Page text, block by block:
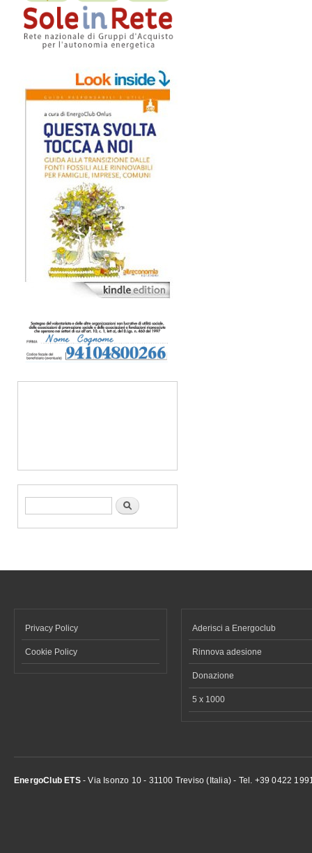
Form di ricerca Cerca
Privacy Policy
Cookie Policy
Aderisci a Energoclub
Rinnova adesione
Donazione
5 x 1000
EnergoClub ETS- Via Isonzo 10 - 31100 Treviso (Italia) - Tel. +39 0422